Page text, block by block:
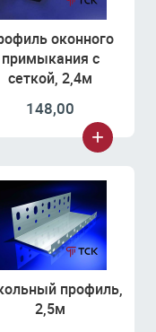
оконного
примыкания с
сеткой, 2,4м
148,00
профиль,
2,5м